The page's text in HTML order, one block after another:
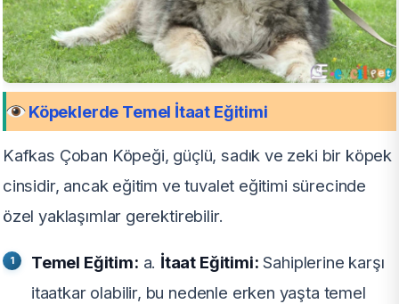
Köpeklerde Temel İtaat Eğitimi
Kafkas Çoban Köpeği, güçlü, sadık ve zeki bir köpek
cinsidir, ancak eğitim ve tuvalet eğitimi sürecinde
özel yaklaşımlar gerektirebilir.
Temel Eğitim: a. İtaat Eğitimi: Sahiplerine karşı
itaatkar olabilir, bu nedenle erken yaşta temel